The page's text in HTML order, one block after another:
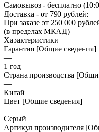
Самовывоз - бесплатно
Доставка - от 790 рублей;
При заказе от 250 000
(в пределах МКАД)
Характеристики
Гарантия [Общие сведения]
—
1 год
Страна производства
—
Китай
Цвет [Общие сведения]
—
Серый
Артикул производителя